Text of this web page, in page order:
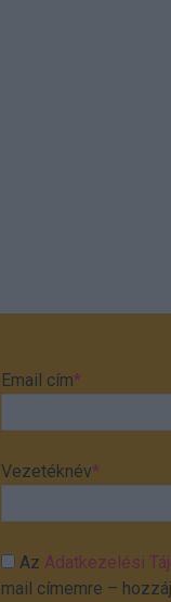
Email cím*
Vezetéknév*
AzAdatkezelési
mail címemre –